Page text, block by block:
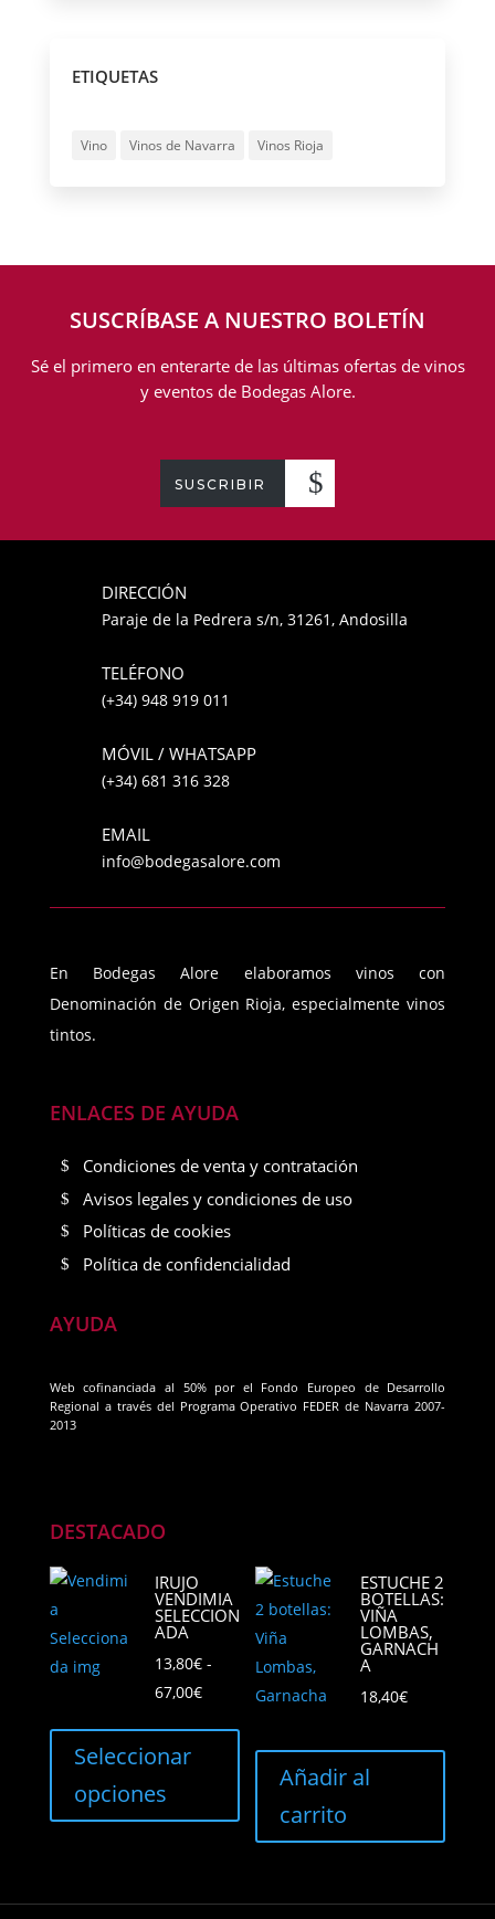
ETIQUETAS
Vino Vinos de Navarra Vinos Rioja
SUSCRÍBASE A NUESTRO BOLETÍN
Sé el primero en enterarte de las últimas ofertas de vinos
y eventos de Bodegas Alore.
SUSCRIBIR
DIRECCIÓN
Paraje de la Pedrera s/n, 31261, Andosilla
TELÉFONO
(+34) 948 919 011
MÓVIL / WHATSAPP
(+34) 681 316 328
EMAIL
info@bodegasalore.com
En Bodegas Alore elaboramos vinos con
Denominación de Origen Rioja, especialmente vinos
tintos.
ENLACES DE AYUDA
Condiciones de venta y contratación
Avisos legales y condiciones de uso
Políticas de cookies
Política de confidencialidad
AYUDA
Web cofinanciada al 50% por el Fondo Europeo de Desarrollo
Regional a través del Programa Operativo FEDER de Navarra 2007-
2013
DESTACADO
IRUJO
VENDIMIA
SELECCION
ADA
13,80€ -
67,00€Rango
precios:
Seleccionar
opciones
producto
ESTUCHE 2
BOTELLAS:
VIÑA
LOMBAS,
GARNACH
A
18,40€
Añadir al
carrito